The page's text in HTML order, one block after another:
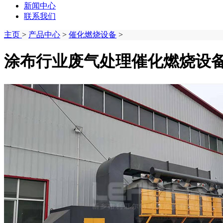
新闻中心
联系我们
主页 > 产品中心 > 催化燃烧设备 >
涂布行业废气处理催化燃烧设